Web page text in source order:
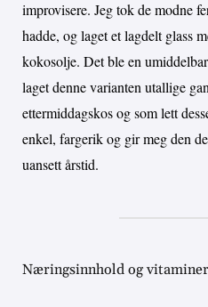
improvisere. Jeg tok de modne
hadde, og laget et lagdelt glass
kokosolje. Det ble en
laget denne varianten utallige
ettermiddagskos og som lett
enkel, fargerik og gir meg den
uansett årstid.
Næringsinnhold og vitaminer